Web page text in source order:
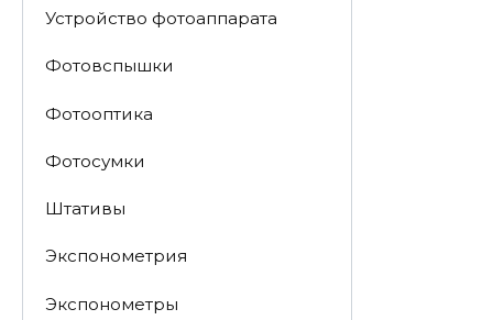
Устройство фотоаппарата
Фотовспышки
Фотооптика
Фотосумки
Штативы
Экспонометрия
Экспонометры